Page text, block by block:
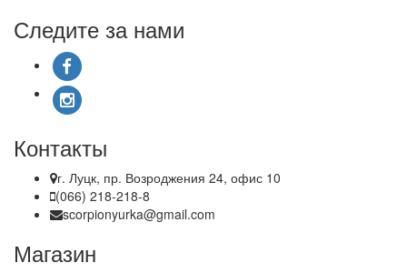
Следите за нами
Контакты
г. Луцк, пр. Возроджения 24, офис 10
(066) 218-218-8
scorpionyurka@gmail.com
Магазин